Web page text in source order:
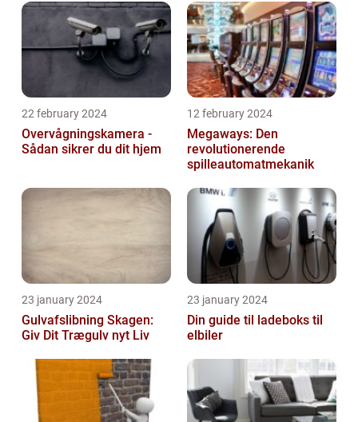
22 february 2024
Overvågningskamera -
Sådan sikrer du dit hjem
12 february 2024
Megaways: Den
revolutionerende
spilleautomatmekanik
23 january 2024
Gulvafslibning Skagen:
Giv Dit Trægulv nyt Liv
23 january 2024
Din guide til ladeboks til
elbiler